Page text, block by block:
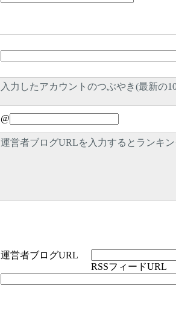
入力したアカウントのつぶやき(最新の
@
運営者ブログURLを入力するとランキ
運営者ブログURL
RSSフィードURL